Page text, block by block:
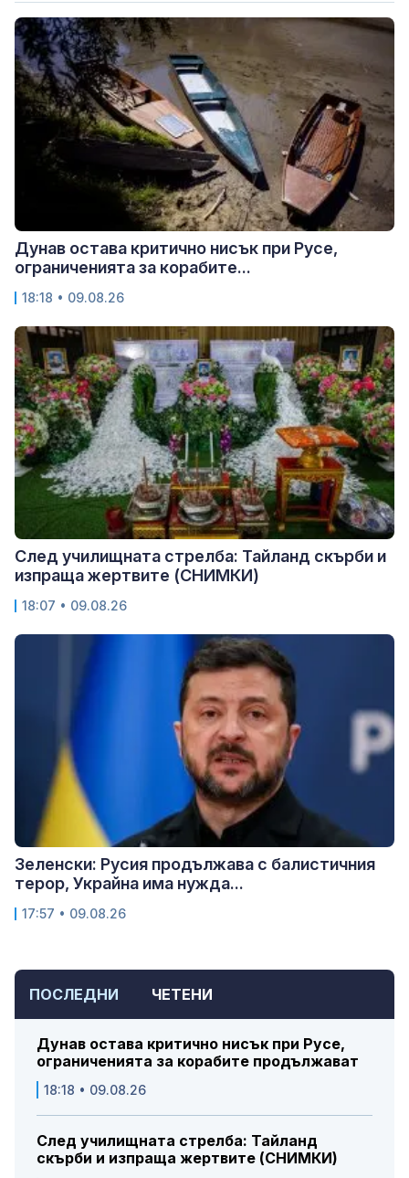
ПОСЛЕДНИ ЧЕТЕНИ
Дунав остава критично нисък при Русе,
ограниченията за корабите продължават
18:18 • 09.08.26
След училищната стрелба: Тайланд
скърби и изпраща жертвите (СНИМКИ)
Дунав остава критично нисък при Русе,
ограниченията за корабите...
18:18 • 09.08.26
След училищната стрелба: Тайланд скърби и
изпраща жертвите (СНИМКИ)
18:07 • 09.08.26
Зеленски: Русия продължава с балистичния
терор, Украйна има нужда...
17:57 • 09.08.26